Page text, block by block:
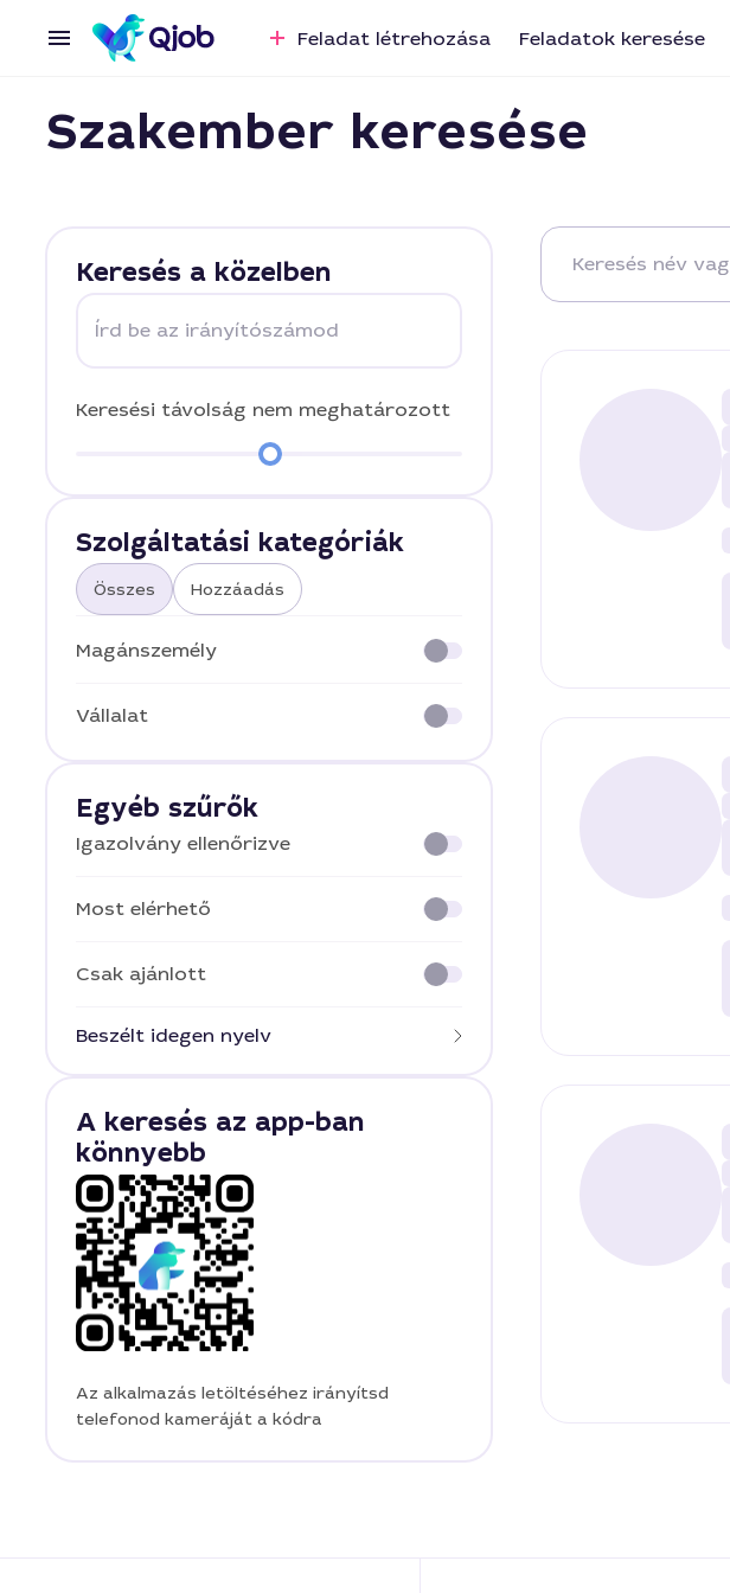
Feladat létrehozása Feladatok keresése
Szakember keresése
Keresés a közelben
Írd be az irányítószámod
Keresési távolság nem meghatározott
Szolgáltatási kategóriák
Összes Hozzáadás
Magánszemély
Vállalat
Egyéb szűrők
Igazolvány ellenőrizve
Most elérhető
Csak ajánlott
Beszélt idegen nyelv
A keresés az app-ban
könnyebb
Az alkalmazás letöltéséhez irányítsd
telefonod kameráját a kódra